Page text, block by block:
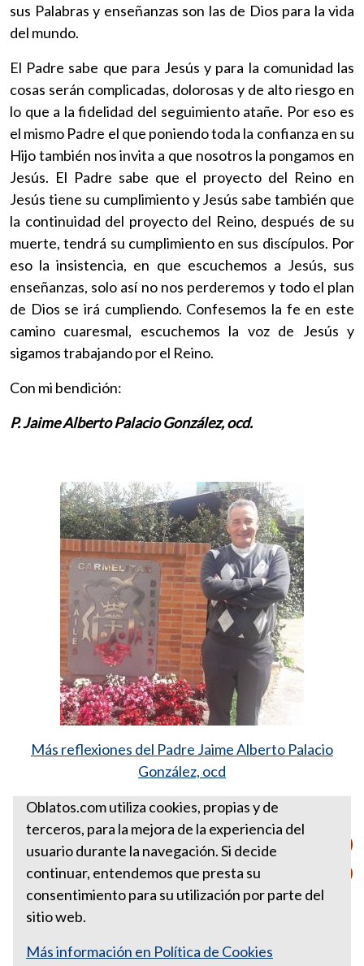
sus Palabras y enseñanzas son las de Dios para la vida
del mundo.
El Padre sabe que para Jesús y para la comunidad las
cosas serán complicadas, dolorosas y de alto riesgo en
lo que a la fidelidad del seguimiento atañe. Por eso es
el mismo Padre el que poniendo toda la confianza en su
Hijo también nos invita a que nosotros la pongamos en
Jesús. El Padre sabe que el proyecto del Reino en
Jesús tiene su cumplimiento y Jesús sabe también que
la continuidad del proyecto del Reino, después de su
muerte, tendrá su cumplimiento en sus discípulos. Por
eso la insistencia, en que escuchemos a Jesús, sus
enseñanzas, solo así no nos perderemos y todo el plan
de Dios se irá cumpliendo. Confesemos la fe en este
camino cuaresmal, escuchemos la voz de Jesús y
sigamos trabajando por el Reino.
Con mi bendición:
P. Jaime Alberto Palacio González, ocd.
Más reflexiones del Padre Jaime Alberto Palacio
González, ocd
Fuente:http://ow.ly/puyd30o4tfI
PARA ESTA SEMANA MARZO
17 DE 2019
Oblatos.com utiliza cookies, propias y de
terceros, para la mejora de la experiencia del
usuario durante la navegación. Si decide
continuar, entendemos que presta su
consentimiento para su utilización por parte del
sitio web.
Más información en Política de Cookies